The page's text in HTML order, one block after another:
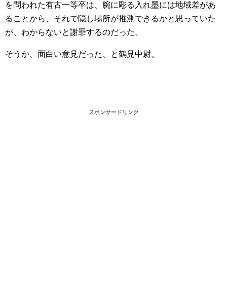
を問われた有古一等卒は、腕に彫る入れ墨には地域差があ
ることから、それで隠し場所が推測できるかと思っていた
が、わからないと謝罪するのだった。
そうか、面白い意見だった、と鶴見中尉。
スポンサードリンク